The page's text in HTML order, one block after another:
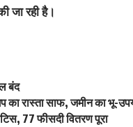
जा रही है।
बंद
का रास्ता साफ, जमीन का भू-
77 फीसदी वितरण पूरा